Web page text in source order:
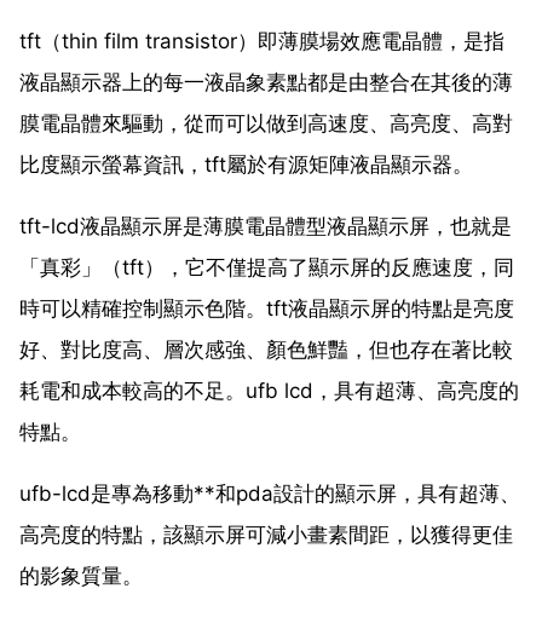
tft（thin film transistor）即薄膜場效應電晶體，是指
液晶顯示器上的每一液晶象素點都是由整合在其後的薄
膜電晶體來驅動，從而可以做到高速度、高亮度、高對
比度顯示螢幕資訊，tft屬於有源矩陣液晶顯示器。
tft-lcd液晶顯示屏是薄膜電晶體型液晶顯示屏，也就是
「真彩」（tft），它不僅提高了顯示屏的反應速度，同
時可以精確控制顯示色階。tft液晶顯示屏的特點是亮度
好、對比度高、層次感強、顏色鮮豔，但也存在著比較
耗電和成本較高的不足。ufb lcd，具有超薄、高亮度的
特點。
ufb-lcd是專為移動**和pda設計的顯示屏，具有超薄、
高亮度的特點，該顯示屏可減小畫素間距，以獲得更佳
的影象質量。